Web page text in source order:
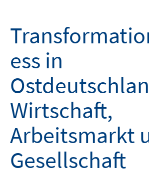
ess in
Wirtschaft,
Arbeitsmarkt
Gesellschaft